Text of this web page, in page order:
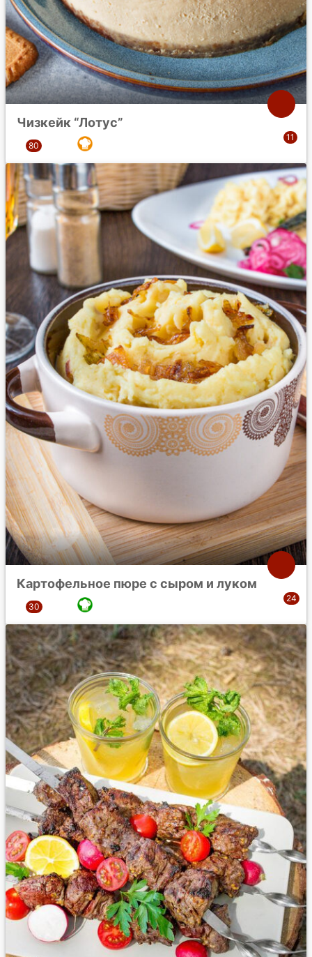
Чизкейк “Лотус”
Картофельное пюре с сыром и луком